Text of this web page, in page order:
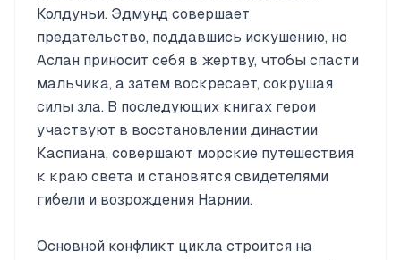
Колдуньи. Эдмунд совершает
предательство, поддавшись искушению, но
Аслан приносит себя в жертву, чтобы спасти
мальчика, а затем воскресает, сокрушая
силы зла. В последующих книгах герои
участвуют в восстановлении династии
Каспиана, совершают морские путешествия
к краю света и становятся свидетелями
гибели и возрождения Нарнии.
Основной конфликт цикла строится на